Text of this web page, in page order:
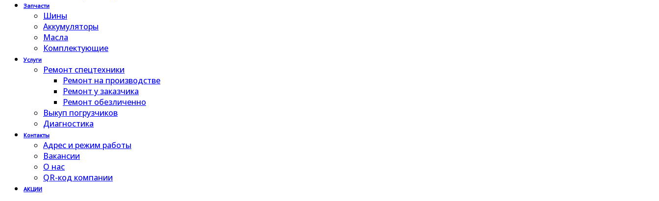
Запчасти
Шины
Аккумуляторы
Масла
Комплектующие
Услуги
Ремонт спецтехники
Ремонт на производстве
Ремонт у заказчика
Ремонт обезличенно
Выкуп погрузчиков
Диагностика
Контакты
Адрес и режим работы
Вакансии
О нас
QR-код компании
АКЦИИ